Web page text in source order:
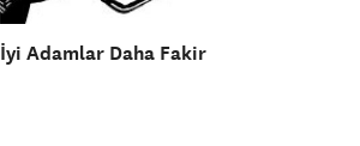
İyi Adamlar Daha Fakir